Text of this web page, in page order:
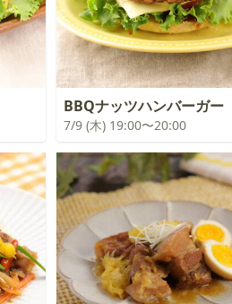
BBQナッツハンバーガー
7/9 (木) 19:00〜20:00